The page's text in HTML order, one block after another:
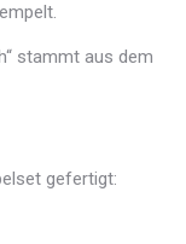
stammt aus dem
gefertigt: